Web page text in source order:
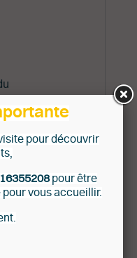
pour découvrir
pour être
vous accueillir.